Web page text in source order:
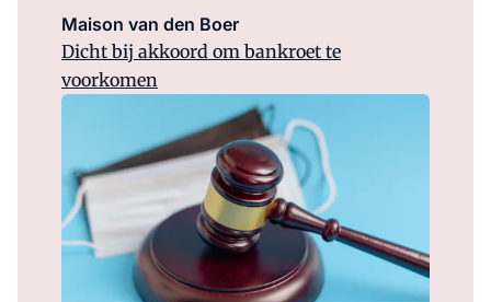
Maison van den Boer
Dicht bij akkoord om bankroet te
voorkomen